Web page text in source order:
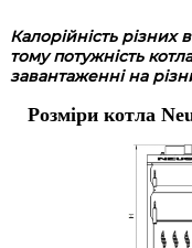
Калорійність різних
тому потужність
завантаженні на
Розміри котла